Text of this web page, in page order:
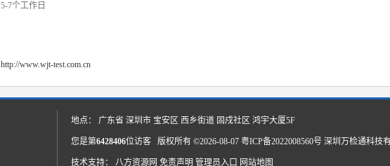
5-7个工作日
http://www.wjt-test.com.cn
地点： 广东省 深圳市 宝安区 西乡街道 固戍社区 鸿宇大厦5F
您是第6428406位访客 版权所有 ©2026-08-07 粤ICP备2022008560号 深圳万检通科技
技术支持： 八方资源网 免责声明 管理员入口 网站地图